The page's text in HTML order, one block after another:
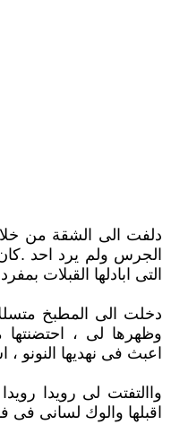
دلفت الى الشقة من
الجرس ولم يرد احد
التى ابادلها القبلات
دخلت الى المطبخ
وظهرها لى ،
اعبث فى نهديها النونو
واالتفتت لى رويدا
اقبلها والوك لسانى